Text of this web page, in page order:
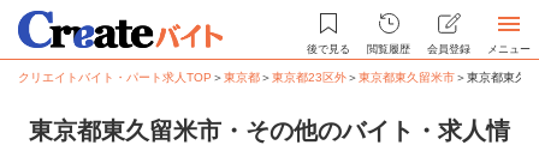
後で見る 閲覧履歴 会員登録 メニュー
クリエイトバイト・パート求人TOP ＞東京都＞東京都23区外＞東京都東久留米市＞東京都東久
東京都東久留米市・その他のバイト・求人情